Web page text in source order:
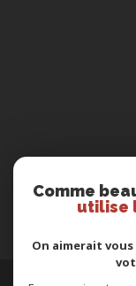
Comme
utilise
On aimerait